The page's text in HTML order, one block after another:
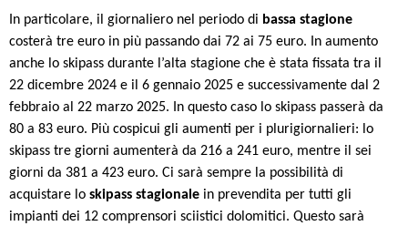
In particolare, il giornaliero nel periodo di bassa stagione
costerà tre euro in più passando dai 72 ai 75 euro. In aumento
anche lo skipass durante l’alta stagione che è stata fissata tra il
22 dicembre 2024 e il 6 gennaio 2025 e successivamente dal 2
febbraio al 22 marzo 2025. In questo caso lo skipass passerà da
80 a 83 euro. Più cospicui gli aumenti per i plurigiornalieri: lo
skipass tre giorni aumenterà da 216 a 241 euro, mentre il sei
giorni da 381 a 423 euro. Ci sarà sempre la possibilità di
acquistare lo skipass stagionale in prevendita per tutti gli
impianti dei 12 comprensori sciistici dolomitici. Questo sarà